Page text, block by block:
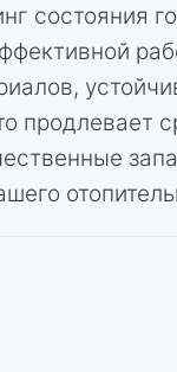
состояния
продлевает